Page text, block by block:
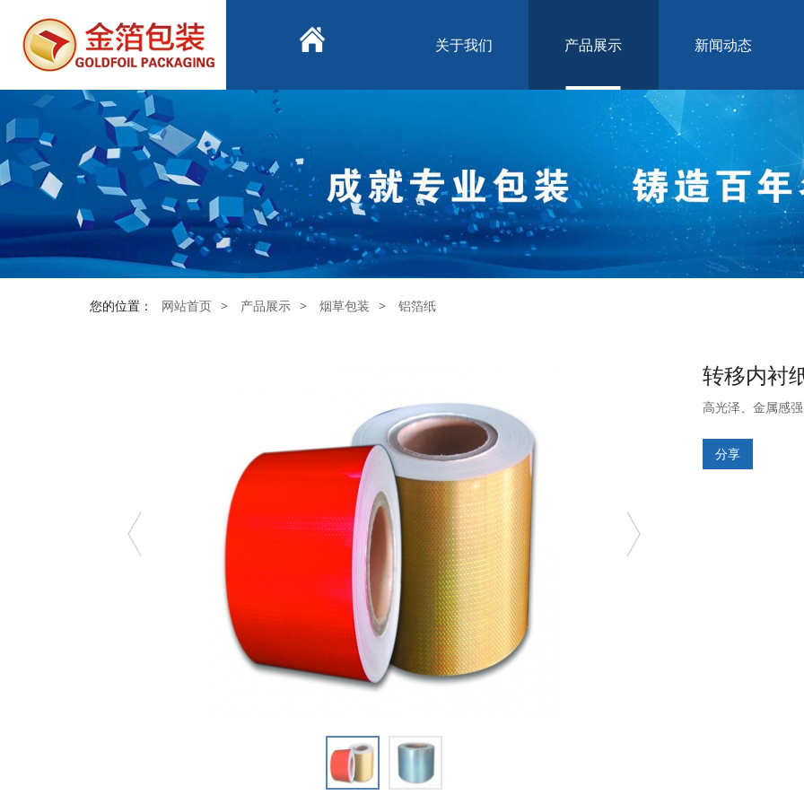
关于我们 产品展示 新闻动态
您的位置： 网站首页 > 产品展示 > 烟草包装 > 铝箔纸
转移内衬
高光泽、金属感
分享